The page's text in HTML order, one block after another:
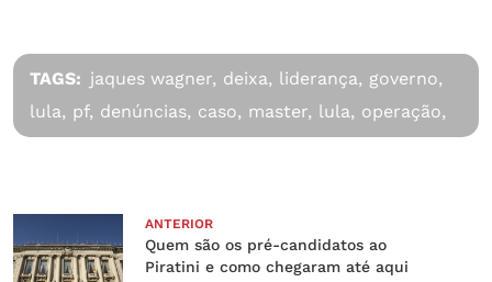
TAGS: jaques wagner, deixa, liderança, governo,
lula, pf, denúncias, caso, master, lula, operação,
ANTERIOR
Quem são os pré-candidatos ao
Piratini e como chegaram até aqui